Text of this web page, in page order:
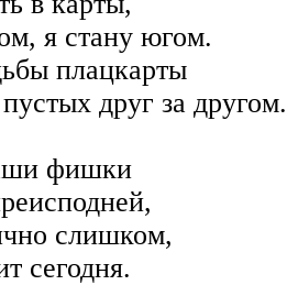
я стану югом.
плацкарты
друг за другом.
фишки
слишком,
сегодня.